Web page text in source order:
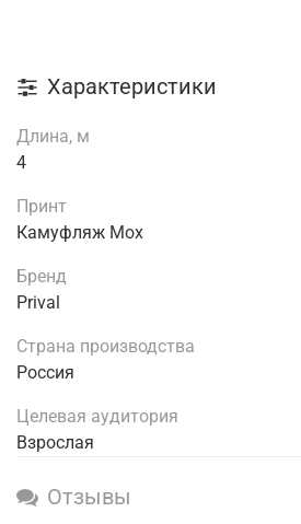
Характеристики
Длина, м
4
Принт
Камуфляж Мох
Бренд
Prival
Страна производства
Россия
Целевая аудитория
Взрослая
Отзывы